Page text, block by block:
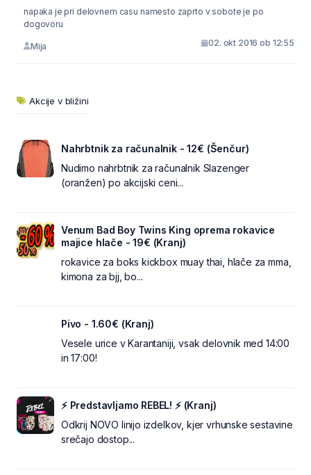
napaka je pri delovnem casu namesto zaprto v sobote je po
dogovoru
Mija 02. okt 2016 ob 12:55
Akcije v bližini
Nahrbtnik za računalnik - 12€ (Šenčur)
Nudimo nahrbtnik za računalnik Slazenger
(oranžen) po akcijski ceni...
Venum Bad Boy Twins King oprema rokavice
majice hlače - 19€ (Kranj)
rokavice za boks kickbox muay thai, hlače za mma,
kimona za bjj, bo...
Pivo - 1.60€ (Kranj)
Vesele urice v Karantaniji, vsak delovnik med 14:00
in 17:00!
⚡ Predstavljamo REBEL! ⚡ (Kranj)
Odkrij NOVO linijo izdelkov, kjer vrhunske sestavine
srečajo dostop...